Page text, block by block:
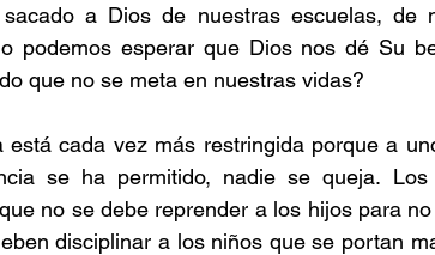
a Dios de nuestras escuelas, de
podemos esperar que Dios nos dé Su
que no se meta en nuestras vidas?
está cada vez más restringida porque a
se ha permitido, nadie se queja. Los
no se debe reprender a los hijos para
disciplinar a los niños que se portan